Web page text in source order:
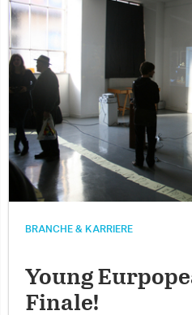
BRANCHE & KARRIERE
Young
Finale!